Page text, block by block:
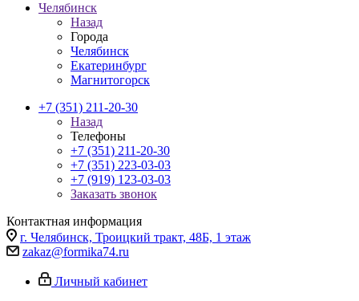
Челябинск
Назад
Города
Челябинск
Екатеринбург
Магнитогорск
+7 (351) 211-20-30
Назад
Телефоны
+7 (351) 211-20-30
+7 (351) 223-03-03
+7 (919) 123-03-03
Заказать звонок
Контактная информация
г. Челябинск, Троицкий тракт, 48Б, 1 этаж
zakaz@formika74.ru
Личный кабинет